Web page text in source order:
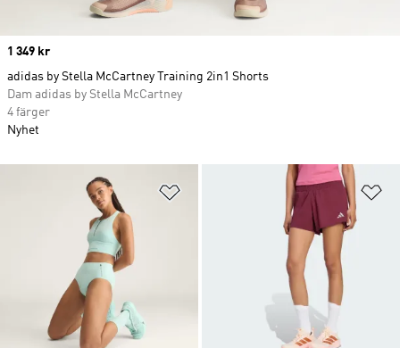
Lägg till på önskelistan
Price
1 349 kr
adidas by Stella McCartney Training 2in1 Shorts
Dam adidas by Stella McCartney
4 färger
Nyhet